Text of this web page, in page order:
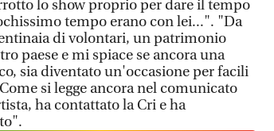
lo show proprio per dare il tempo
tempo erano con lei...". "Da
di volontari, un patrimonio
paese e mi spiace se ancora una
sia diventato un'occasione per facili
si legge ancora nel comunicato
ha contattato la Cri e ha